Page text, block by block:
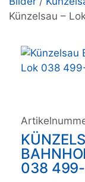
Künzelsau –
038